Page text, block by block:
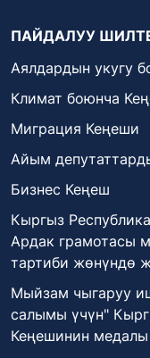
ПАЙДАЛУУ
Аялдардын укугу
Климат боюнча
Миграция Кеңеши
Айым
Бизнес Кеңеш
Кыргыз
Ардак грамотасы
тартиби жөнүндө
Мыйзам чыгаруу
салымы үчүн"
Кеңешинин